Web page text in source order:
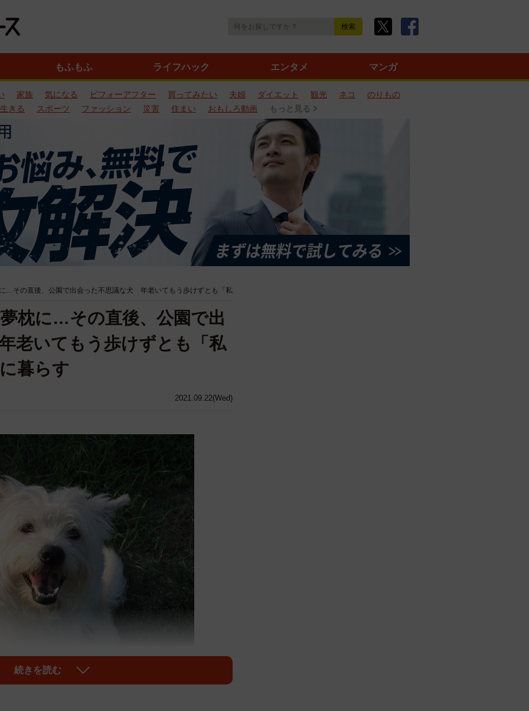
もふもふ ライフハック エンタメ マンガ
家族 気になる ビフォーアフター 買ってみたい 夫婦 ダイエット 観光 ネコ
のりもの
きる
スポーツ ファッション 災害 住まい おもしろ動画 もっと見る
…その直後、公園で出会った不思議な犬 年老いてもう歩けずとも「私
2021.09.22(Wed)
枕に…その直後、公園で出
老いてもう歩けずとも「私
暮らす
続きを読む